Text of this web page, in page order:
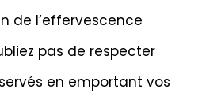
de l’effervescence
pas de respecter
en emportant vos